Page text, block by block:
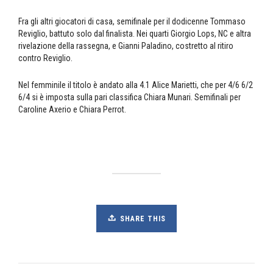
Fra gli altri giocatori di casa, semifinale per il dodicenne Tommaso
Reviglio, battuto solo dal finalista. Nei quarti Giorgio Lops, NC e altra
rivelazione della rassegna, e Gianni Paladino, costretto al ritiro
contro Reviglio.
Nel femminile il titolo è andato alla 4.1 Alice Marietti, che per 4/6 6/2
6/4 si è imposta sulla pari classifica Chiara Munari. Semifinali per
Caroline Axerio e Chiara Perrot.
SHARE THIS